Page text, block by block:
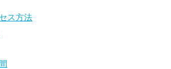
ス方法